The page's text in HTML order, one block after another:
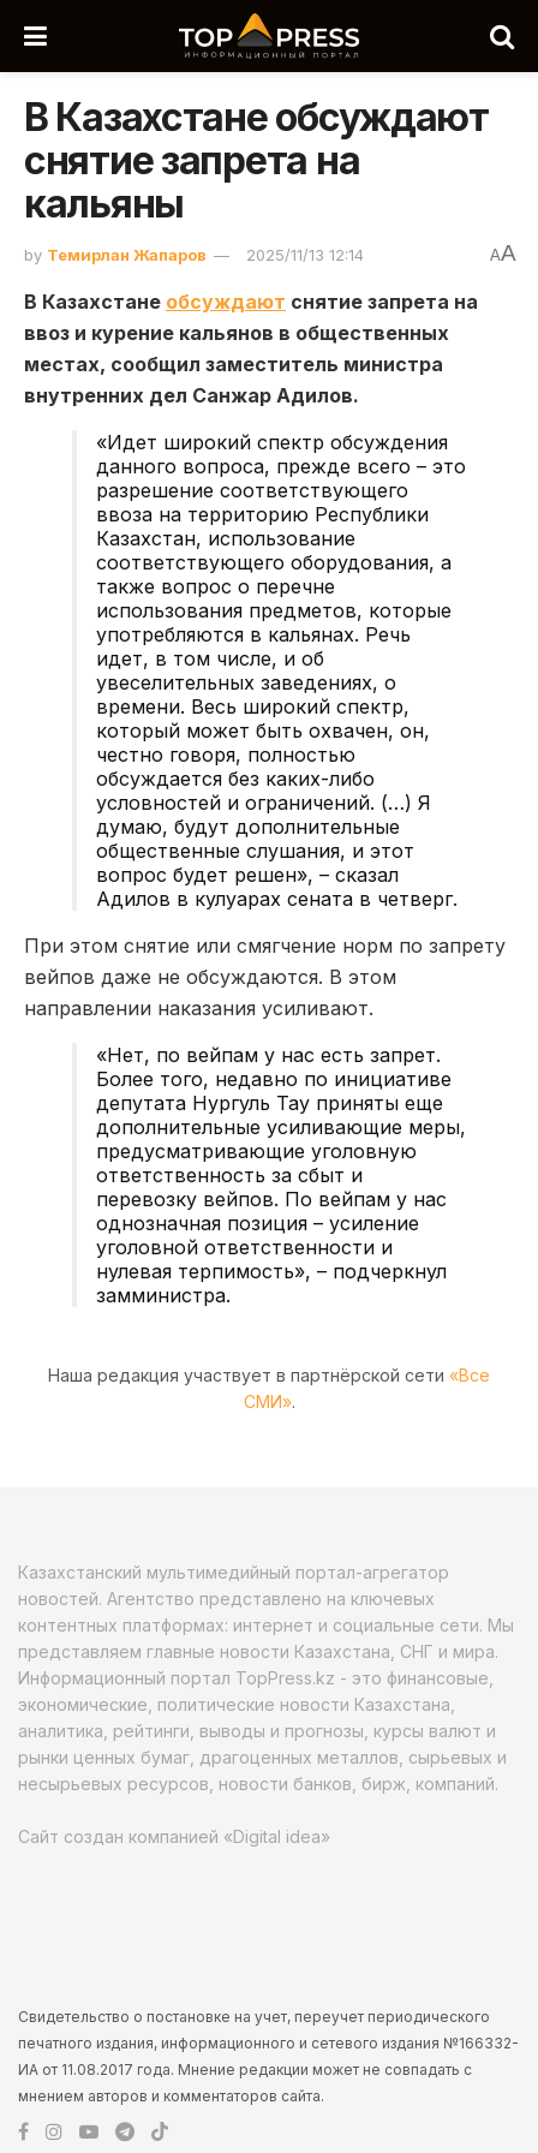
В Казахстане обсуждают
снятие запрета на
кальяны
by Темирлан Жапаров 2025/11/13 12:14 AA
В Казахстане обсуждают снятие запрета на
ввоз и курение кальянов в общественных
местах, сообщил заместитель министра
внутренних дел Санжар Адилов.
«Идет широкий спектр обсуждения
данного вопроса, прежде всего – это
разрешение соответствующего
ввоза на территорию Республики
Казахстан, использование
соответствующего оборудования, а
также вопрос о перечне
использования предметов, которые
употребляются в кальянах. Речь
идет, в том числе, и об
увеселительных заведениях, о
времени. Весь широкий спектр,
который может быть охвачен, он,
честно говоря, полностью
обсуждается без каких-либо
условностей и ограничений. (…) Я
думаю, будут дополнительные
общественные слушания, и этот
вопрос будет решен», – сказал
Адилов в кулуарах сената в четверг.
При этом снятие или смягчение норм по запрету
вейпов даже не обсуждаются. В этом
направлении наказания усиливают.
«Нет, по вейпам у нас есть запрет.
Более того, недавно по инициативе
депутата Нургуль Тау приняты еще
дополнительные усиливающие меры,
предусматривающие уголовную
ответственность за сбыт и
перевозку вейпов. По вейпам у нас
однозначная позиция – усиление
уголовной ответственности и
нулевая терпимость», – подчеркнул
замминистра.
Наша редакция участвует в партнёрской сети «Все
СМИ».
Казахстанский мультимедийный портал-агрегатор
новостей. Агентство представлено на ключевых
контентных платформах: интернет и социальные сети. Мы
представляем главные новости Казахстана, СНГ и мира.
Информационный портал TopPress.kz - это финансовые,
экономические, политические новости Казахстана,
аналитика, рейтинги, выводы и прогнозы, курсы валют и
рынки ценных бумаг, драгоценных металлов, сырьевых и
несырьевых ресурсов, новости банков, бирж, компаний.
Сайт создан компанией «Digital idea»
Свидетельство о постановке на учет, переучет периодического
печатного издания, информационного и сетевого издания №166332-
ИА от 11.08.2017 года. Мнение редакции может не совпадать с
мнением авторов и комментаторов сайта.